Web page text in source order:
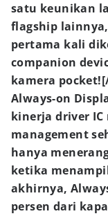
satu keunikan
flagship
pertama kali
companion
kamera
Always-on
kinerja driver IC
management
hanya
ketika
akhirnya,
persen dari